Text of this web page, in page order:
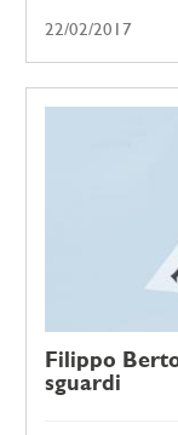
22/02/2017
Filippo
sguardi